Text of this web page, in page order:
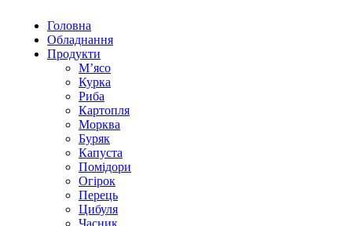
Головна
Обладнання
Продукти
М’ясо
Курка
Риба
Картопля
Морква
Буряк
Капуста
Помідори
Огірок
Перець
Цибуля
Часник